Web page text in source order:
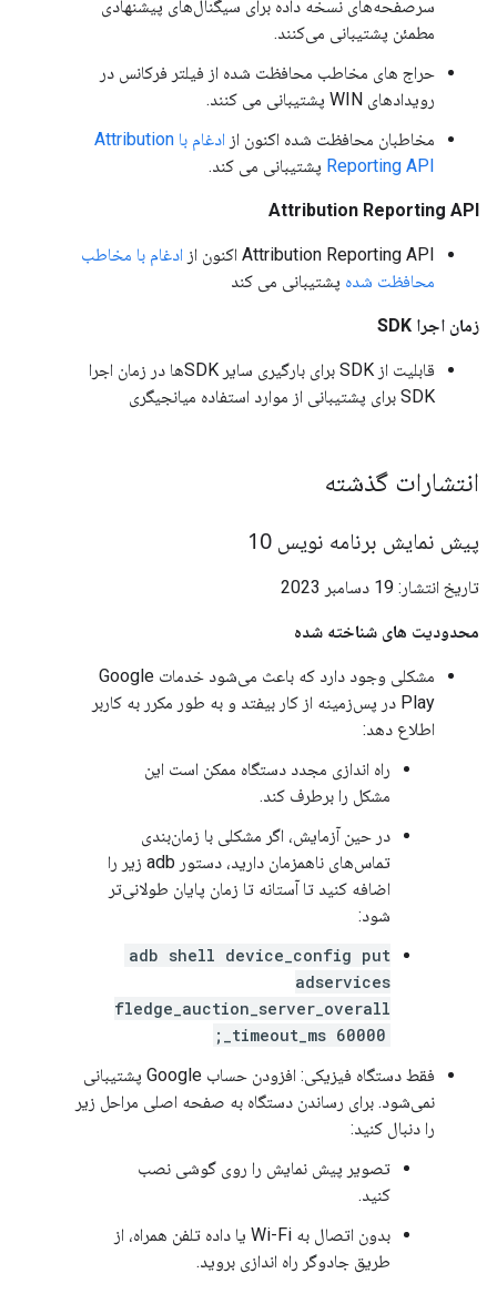
سرصفحه‌های نسخه داده برای سیگنال‌های پیشنهادی
مطمئن پشتیبانی می‌کنند.
حراج های مخاطب محافظت شده از فیلتر فرکانس در
رویدادهای WIN پشتیبانی می کنند.
مخاطبان محافظت شده اکنون از
ادغام با Attribution
Reporting API پشتیبانی می کند.
Attribution Reporting API
Attribution Reporting API اکنون از
ادغام با مخاطب
محافظت شده پشتیبانی می کند
زمان اجرا SDK
قابلیت از SDK برای بارگیری سایر SDKها در زمان اجرا
SDK برای پشتیبانی از موارد استفاده میانجیگری
انتشارات گذشته
پیش نمایش برنامه نویس 10
تاریخ انتشار: 19 دسامبر 2023
محدودیت های شناخته شده
مشکلی وجود دارد که باعث می‌شود خدمات Google
Play در پس‌زمینه از کار بیفتد و به طور مکرر به کاربر
اطلاع دهد:
راه اندازی مجدد دستگاه ممکن است این
مشکل را برطرف کند.
در حین آزمایش، اگر مشکلی با زمان‌بندی
تماس‌های ناهمزمان دارید، دستور adb زیر را
اضافه کنید تا آستانه تا زمان پایان طولانی‌تر
شود:
adb shell device_config put
adservices
fledge_auction_server_overall
_timeout_ms 60000;
فقط دستگاه فیزیکی: افزودن حساب Google پشتیبانی
نمی‌شود. برای رساندن دستگاه به صفحه اصلی مراحل زیر
را دنبال کنید:
تصویر پیش نمایش را روی گوشی نصب
کنید.
بدون اتصال به Wi-Fi یا داده تلفن همراه، از
طریق جادوگر راه اندازی بروید.